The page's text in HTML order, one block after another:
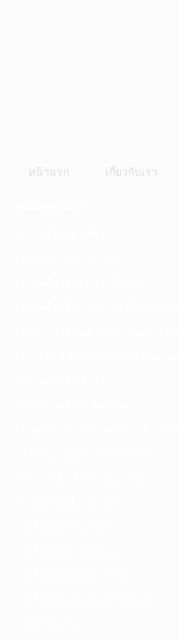
หน้าแรก เกี่ยวกับเรา
D. เครื่องมือก่อสร้าง-เครื่องมืออุ